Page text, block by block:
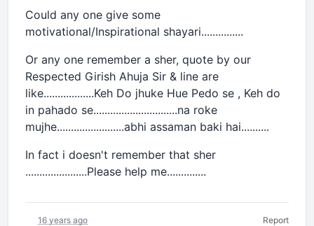
Could any one give some
motivational/Inspirational shayari...............
Or any one remember a sher, quote by our
Respected Girish Ahuja Sir & line are
like..................Keh Do jhuke Hue Pedo se , Keh do
in pahado se..............................na roke
mujhe........................abhi assaman baki hai..........
In fact i doesn't remember that sher
......................Please help me..............
16 years ago Report